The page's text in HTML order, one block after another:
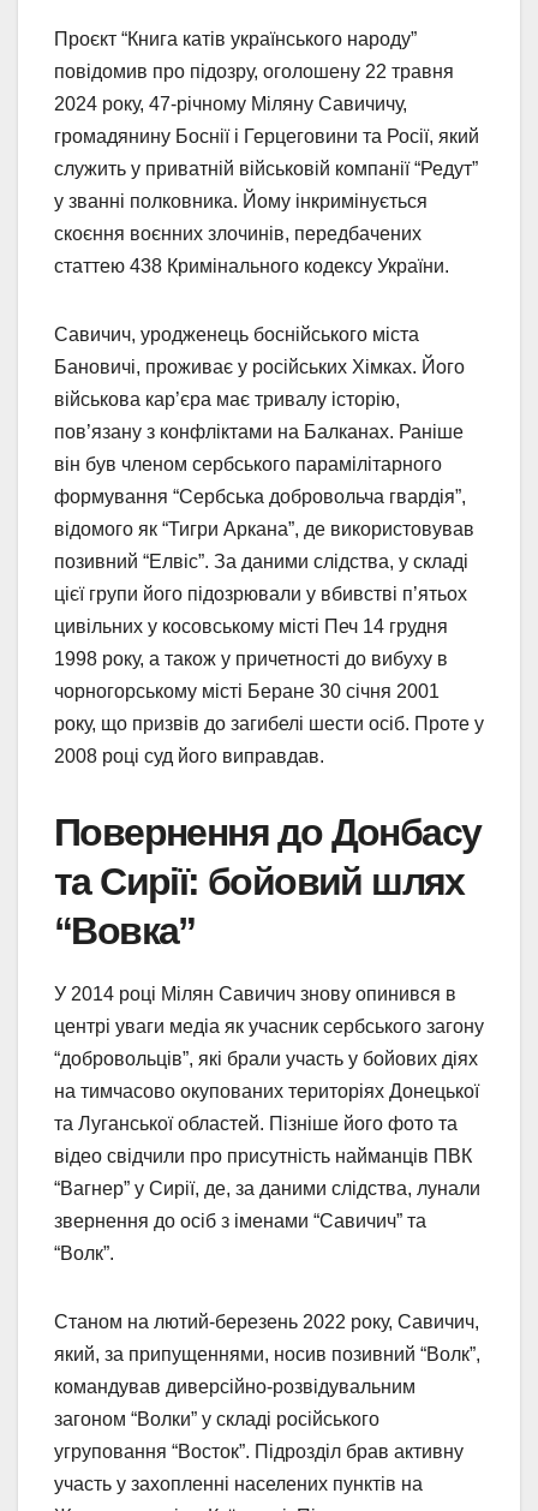
Проєкт “Книга катів українського народу”
повідомив про підозру, оголошену 22 травня
2024 року, 47-річному Міляну Савичичу,
громадянину Боснії і Герцеговини та Росії, який
служить у приватній військовій компанії “Редут”
у званні полковника. Йому інкримінується
скоєння воєнних злочинів, передбачених
статтею 438 Кримінального кодексу України.
Савичич, уродженець боснійського міста
Бановичі, проживає у російських Хімках. Його
військова кар’єра має тривалу історію,
пов’язану з конфліктами на Балканах. Раніше
він був членом сербського парамілітарного
формування “Сербська добровольча гвардія”,
відомого як “Тигри Аркана”, де використовував
позивний “Елвіс”. За даними слідства, у складі
цієї групи його підозрювали у вбивстві п’ятьох
цивільних у косовському місті Печ 14 грудня
1998 року, а також у причетності до вибуху в
чорногорському місті Беране 30 січня 2001
року, що призвів до загибелі шести осіб. Проте у
2008 році суд його виправдав.
Повернення до Донбасу
та Сирії: бойовий шлях
“Вовка”
У 2014 році Мілян Савичич знову опинився в
центрі уваги медіа як учасник сербського загону
“добровольців”, які брали участь у бойових діях
на тимчасово окупованих територіях Донецької
та Луганської областей. Пізніше його фото та
відео свідчили про присутність найманців ПВК
“Вагнер” у Сирії, де, за даними слідства, лунали
звернення до осіб з іменами “Савичич” та
“Волк”.
Станом на лютий-березень 2022 року, Савичич,
який, за припущеннями, носив позивний “Волк”,
командував диверсійно-розвідувальним
загоном “Волки” у складі російського
угруповання “Восток”. Підрозділ брав активну
участь у захопленні населених пунктів на